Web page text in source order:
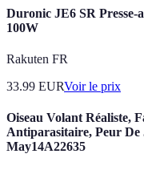
Duronic JE6 SR Presse-
100W
Rakuten FR
33.99 EURVoir le prix
Oiseau Volant Réaliste,
Antiparasitaire, Peur
May14A22635